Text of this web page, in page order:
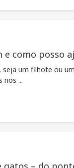
como posso
um filhote ou
nos ...